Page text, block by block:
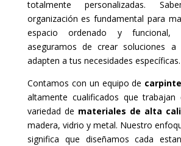
totalmente personalizadas.
organización es fundamental para
espacio ordenado y
aseguramos de crear soluciones
adapten a tus necesidades específicas.
Contamos con un equipo de
altamente cualificados que trabajan
variedad de materiales de alta
madera, vidrio y metal. Nuestro
significa que diseñamos cada